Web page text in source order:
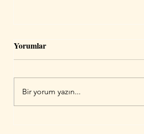
Yorumlar
Bir yorum yazın...